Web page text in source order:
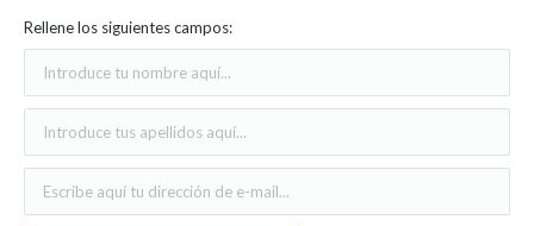
Rellene los siguientes campos: